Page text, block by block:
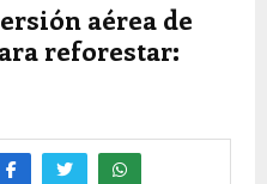
aérea de
reforestar: